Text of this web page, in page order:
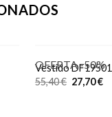
OFERTA -50%
Vestido DF19501
55,40€ 27,70€